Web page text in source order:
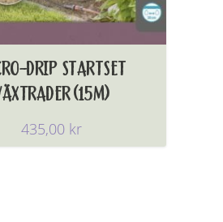
DRIP STARTSET
(15M)
435,00 kr